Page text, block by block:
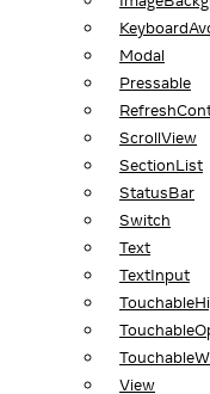
Modal
Pressable
ScrollView
SectionList
StatusBar
Switch
Text
TextInput
View